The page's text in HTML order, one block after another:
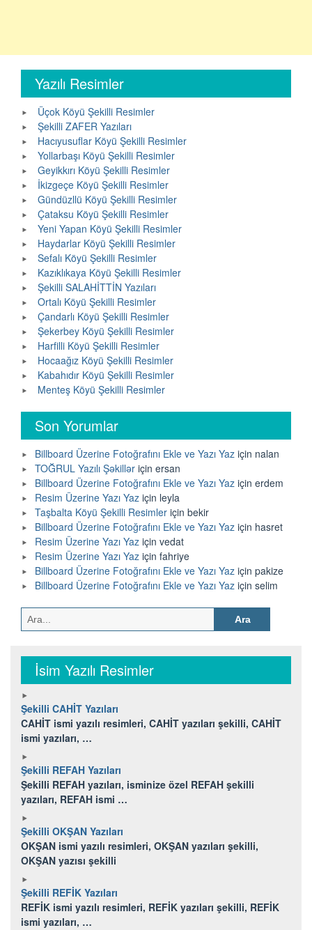
Yazılı Resimler
Üçok Köyü Şekilli Resimler
Şekilli ZAFER Yazıları
Hacıyusuflar Köyü Şekilli Resimler
Yollarbaşı Köyü Şekilli Resimler
Geyikkırı Köyü Şekilli Resimler
İkizgeçe Köyü Şekilli Resimler
Gündüzllü Köyü Şekilli Resimler
Çataksu Köyü Şekilli Resimler
Yeni Yapan Köyü Şekilli Resimler
Haydarlar Köyü Şekilli Resimler
Sefalı Köyü Şekilli Resimler
Kazıklıkaya Köyü Şekilli Resimler
Şekilli SALAHİTTİN Yazıları
Ortalı Köyü Şekilli Resimler
Çandarlı Köyü Şekilli Resimler
Şekerbey Köyü Şekilli Resimler
Harfilli Köyü Şekilli Resimler
Hocaağız Köyü Şekilli Resimler
Kabahıdır Köyü Şekilli Resimler
Menteş Köyü Şekilli Resimler
Son Yorumlar
Billboard Üzerine Fotoğrafını Ekle ve Yazı Yaz için nalan
TOĞRUL Yazılı Şəkillər için ersan
Billboard Üzerine Fotoğrafını Ekle ve Yazı Yaz için erdem
Resim Üzerine Yazı Yaz için leyla
Taşbalta Köyü Şekilli Resimler için bekir
Billboard Üzerine Fotoğrafını Ekle ve Yazı Yaz için hasret
Resim Üzerine Yazı Yaz için vedat
Resim Üzerine Yazı Yaz için fahriye
Billboard Üzerine Fotoğrafını Ekle ve Yazı Yaz için pakize
Billboard Üzerine Fotoğrafını Ekle ve Yazı Yaz için selim
Arama:
İsim Yazılı Resimler
Şekilli CAHİT Yazıları
CAHİT ismi yazılı resimleri, CAHİT yazıları şekilli, CAHİT
ismi yazıları, …
Şekilli REFAH Yazıları
Şekilli REFAH yazıları, isminize özel REFAH şekilli
yazıları, REFAH ismi …
Şekilli OKŞAN Yazıları
OKŞAN ismi yazılı resimleri, OKŞAN yazıları şekilli,
OKŞAN yazısı şekilli
Şekilli REFİK Yazıları
REFİK ismi yazılı resimleri, REFİK yazıları şekilli, REFİK
ismi yazıları, …